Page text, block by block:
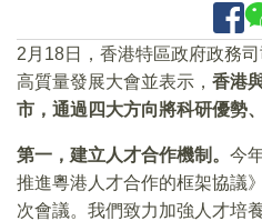
2月18日，香港特區政府政務
高質量發展大會並表示， 香港
市，通過四大方向將科研優勢
第一，建立人才合作機制。 今
推進粵港人才合作的框架協議
次會議。我們致力加強人才培